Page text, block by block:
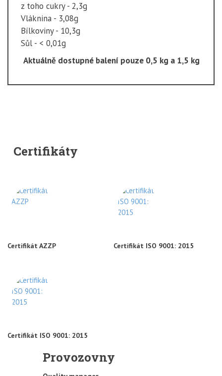
z toho cukry - 2,3g
Vláknina - 3,08g
Bílkoviny - 10,3g
Sůl - < 0,01g
Aktuálně dostupné balení pouze 0,5 kg a 1,5 kg
Certifikáty
Certifikát AZZP Certifikát ISO 9001: 2015
Certifikát ISO 9001: 2015
Provozovny